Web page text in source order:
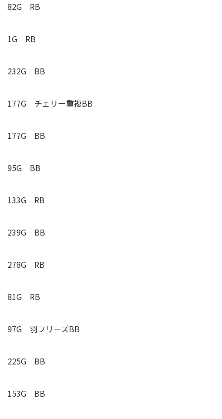
82G RB
1G RB
232G BB
177G チェリー重複BB
177G BB
95G BB
133G RB
239G BB
278G RB
81G RB
97G 羽フリーズBB
225G BB
153G BB